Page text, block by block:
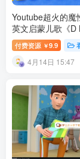
Youtube超火的魔
英文启蒙儿歌《D
331集 百度网盘
付费资源 ￥9.9
4月14日 15:47